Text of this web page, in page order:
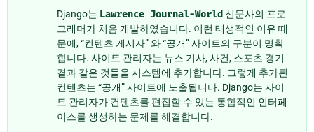
Django는 Lawrence Journal-World 신문사의 프로
그래머가 처음 개발하였습니다. 이런 태생적인 이유 때
문에, “컨텐츠 게시자” 와 “공개” 사이트의 구분이 명확
합니다. 사이트 관리자는 뉴스 기사, 사건, 스포츠 경기
결과 같은 것들을 시스템에 추가합니다. 그렇게 추가된
컨텐츠는 “공개” 사이트에 노출됩니다. Django는 사이
트 관리자가 컨텐츠를 편집할 수 있는 통합적인 인터페
이스를 생성하는 문제를 해결합니다.